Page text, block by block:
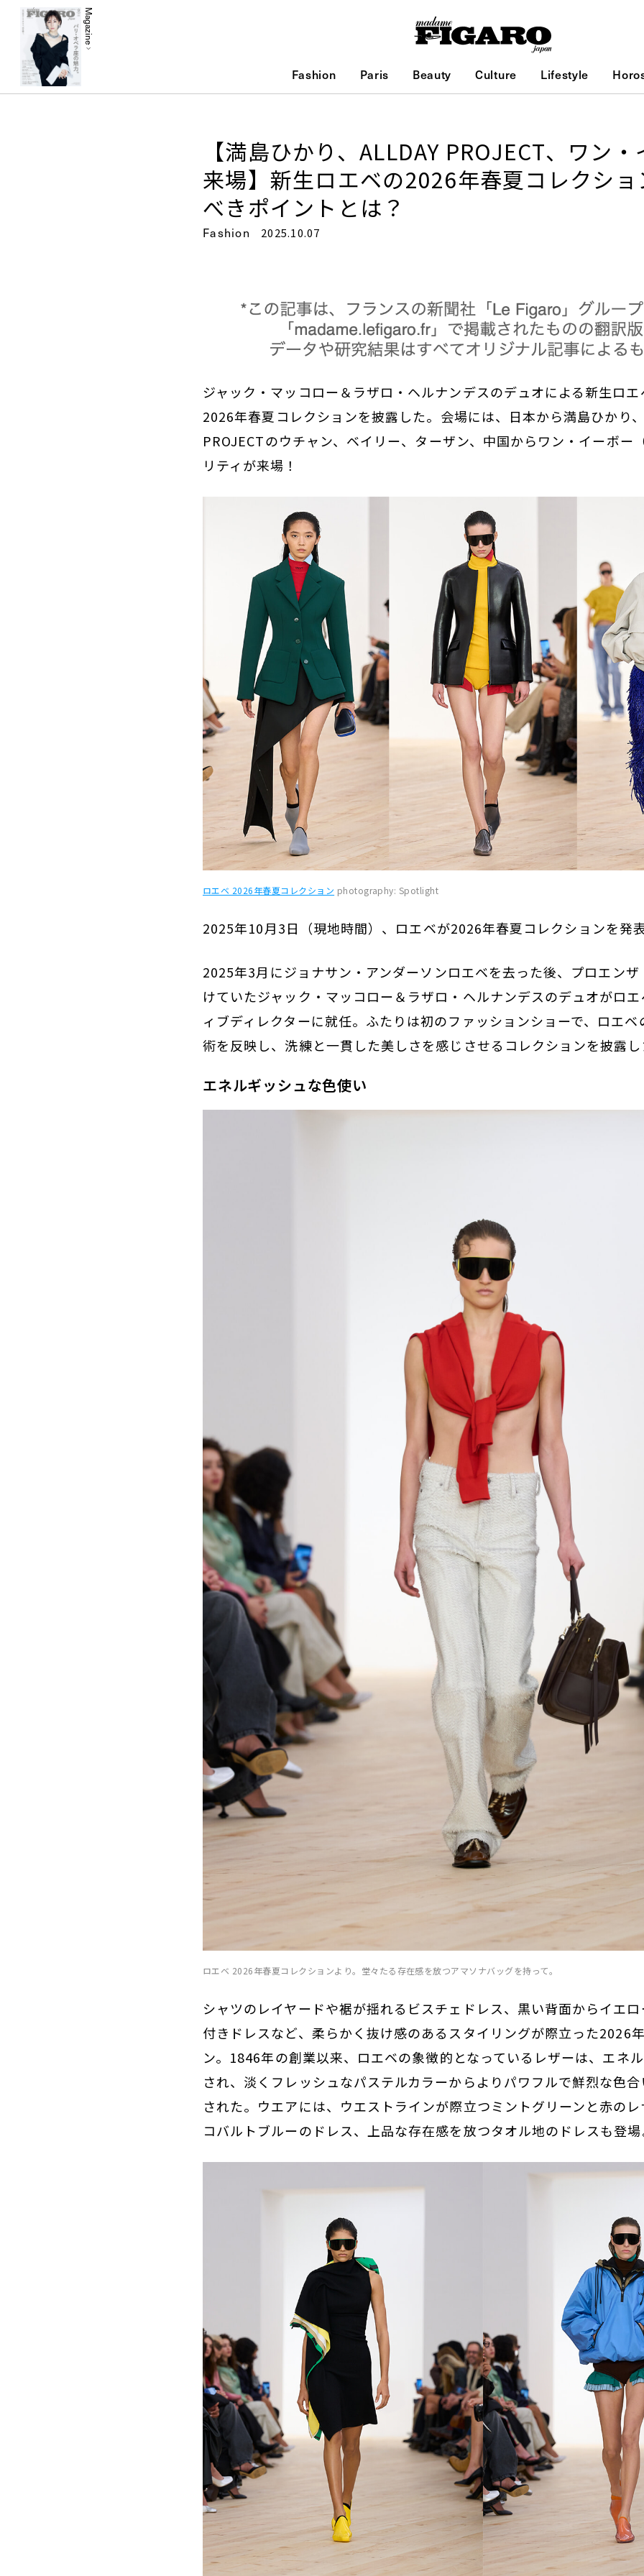
Magazine
Fashion Paris Beauty Culture Lifestyle
【満島ひかり、ALLDAY PROJECT、ワン
来場】新生ロエベの2026年春夏コレクシ
べきポイントとは？
Fashion 2025.10.07
ジャック・マッコロー＆ラザロ・ヘルナンデスのデュオによる新生ロ
2026年春夏コレクションを披露した。会場には、日本から満島ひかり
PROJECTのウチャン、ベイリー、ターザン、中国からワン・イーボー
リティが来場！
ロエベ 2026年春夏コレクション photography: Spotlight
2025年10月3日（現地時間）、ロエベが2026年春夏コレクションを発
2025年3月にジョナサン・アンダーソンロエベを去った後、プロエン
けていたジャック・マッコロー＆ラザロ・ヘルナンデスのデュオがロ
ィブディレクターに就任。ふたりは初のファッションショーで、ロエ
術を反映し、洗練と一貫した美しさを感じさせるコレクションを披露
エネルギッシュな色使い
ロエベ 2026年春夏コレクションより。堂々たる存在感を放つアマソナバッグを持って。
シャツのレイヤードや裾が揺れるビスチェドレス、黒い背面からイエ
付きドレスなど、柔らかく抜け感のあるスタイリングが際立った2026
ン。1846年の創業以来、ロエベの象徴的となっているレザーは、エネ
され、淡くフレッシュなパステルカラーからよりパワフルで鮮烈な色
された。ウエアには、ウエストラインが際立つミントグリーンと赤の
コバルトブルーのドレス、上品な存在感を放つタオル地のドレスも登